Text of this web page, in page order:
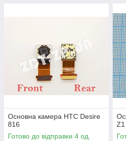
Основна камера HTC Desire
816
Готово до відправки 4 од.